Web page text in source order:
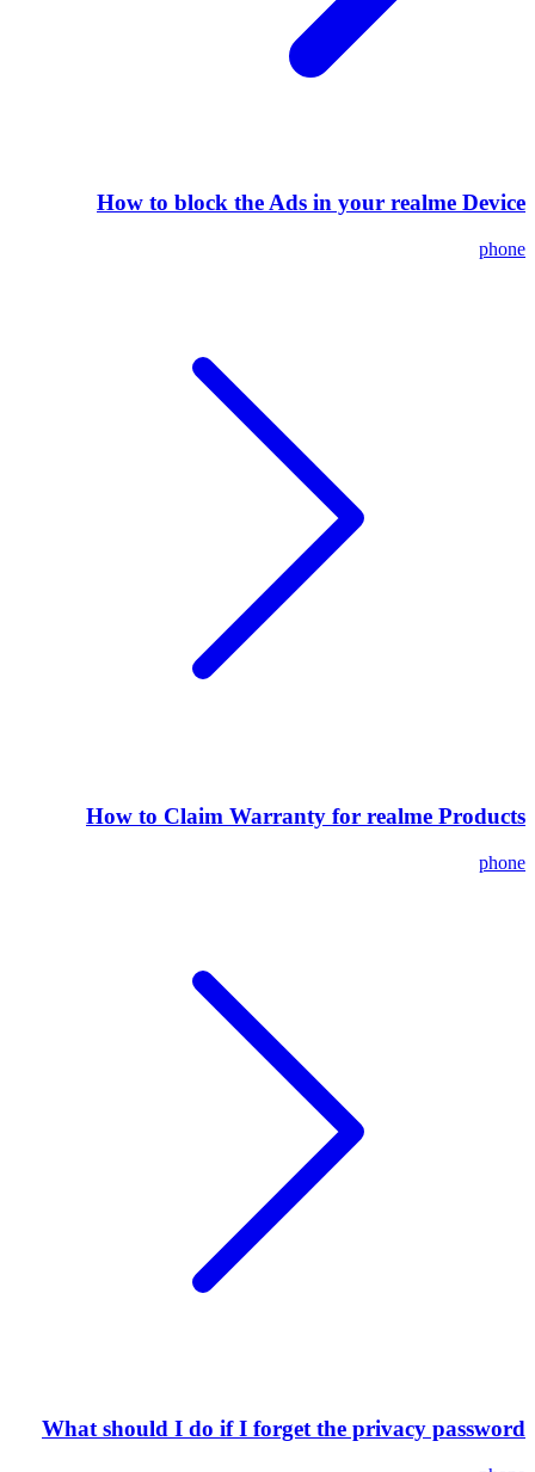
How to block the Ads in your realme Device
phone
How to Claim Warranty for realme Products
phone
What should I do if I forget the privacy password